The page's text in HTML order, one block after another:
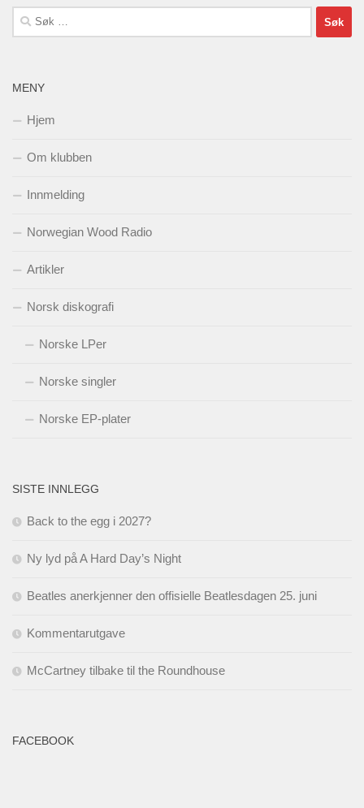
Søk
etter:
MENY
Hjem
Om klubben
Innmelding
Norwegian Wood Radio
Artikler
Norsk diskografi
Norske LPer
Norske singler
Norske EP-plater
SISTE INNLEGG
Back to the egg i 2027?
Ny lyd på A Hard Day’s Night
Beatles anerkjenner den offisielle Beatlesdagen 25. juni
Kommentarutgave
McCartney tilbake til the Roundhouse
FACEBOOK